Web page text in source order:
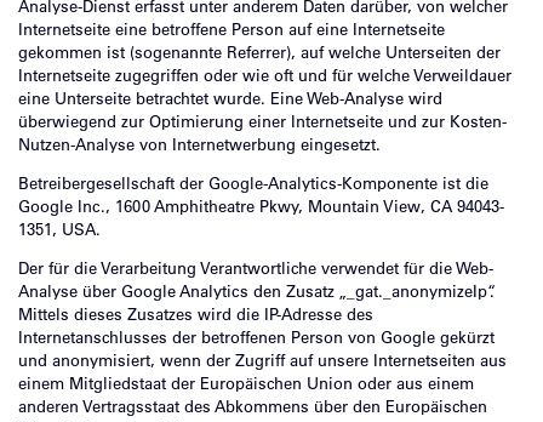
Analyse-Dienst erfasst unter anderem Daten darüber, von welcher
Internetseite eine betroffene Person auf eine Internetseite
gekommen ist (sogenannte Referrer), auf welche Unterseiten der
Internetseite zugegriffen oder wie oft und für welche Verweildauer
eine Unterseite betrachtet wurde. Eine Web-Analyse wird
überwiegend zur Optimierung einer Internetseite und zur Kosten-
Nutzen-Analyse von Internetwerbung eingesetzt.
Betreibergesellschaft der Google-Analytics-Komponente ist die
Google Inc., 1600 Amphitheatre Pkwy, Mountain View, CA 94043-
1351, USA.
Der für die Verarbeitung Verantwortliche verwendet für die Web-
Analyse über Google Analytics den Zusatz „_gat._anonymizeIp“.
Mittels dieses Zusatzes wird die IP-Adresse des
Internetanschlusses der betroffenen Person von Google gekürzt
und anonymisiert, wenn der Zugriff auf unsere Internetseiten aus
einem Mitgliedstaat der Europäischen Union oder aus einem
anderen Vertragsstaat des Abkommens über den Europäischen